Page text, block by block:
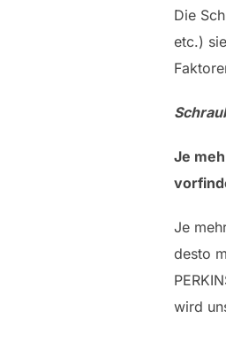
Die
etc.)
Je
Je
desto
wird